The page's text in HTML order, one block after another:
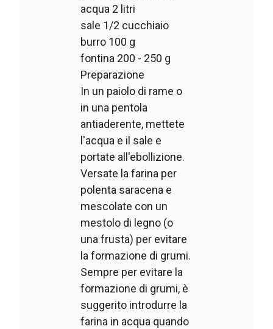
acqua 2 litri
sale 1/2 cucchiaio
burro 100 g
fontina 200 - 250 g
Preparazione
In un paiolo di rame o
in una pentola
antiaderente, mettete
l'acqua e il sale e
portate all'ebollizione.
Versate la farina per
polenta saracena e
mescolate con un
mestolo di legno (o
una frusta) per evitare
la formazione di grumi.
Sempre per evitare la
formazione di grumi, è
suggerito introdurre la
farina in acqua quando